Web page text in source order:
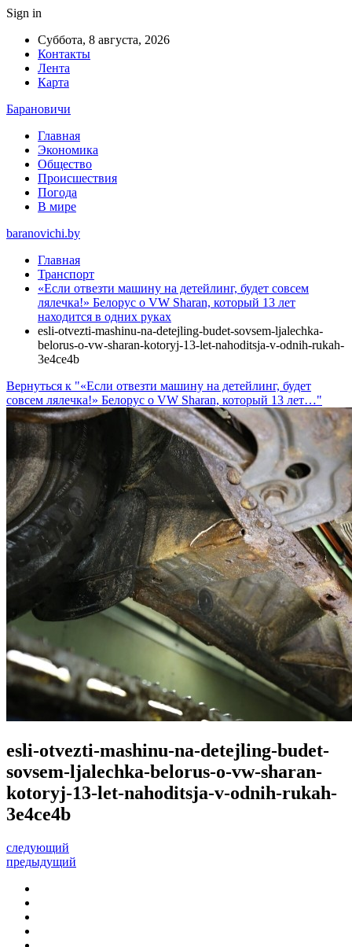
Sign in
Суббота, 8 августа, 2026
Контакты
Лента
Карта
Барановичи
Главная
Экономика
Общество
Происшествия
Погода
В мире
baranovichi.by
Главная
Транспорт
«Если отвезти машину на детейлинг, будет совсем
лялечка!» Белорус о VW Sharan, который 13 лет
находится в одних руках
esli-otvezti-mashinu-na-detejling-budet-sovsem-ljalechka-
belorus-o-vw-sharan-kotoryj-13-let-nahoditsja-v-odnih-rukah-
3e4ce4b
Вернуться к "«Если отвезти машину на детейлинг, будет
совсем лялечка!» Белорус о VW Sharan, который 13 лет…"
esli-otvezti-mashinu-na-detejling-budet-
sovsem-ljalechka-belorus-o-vw-sharan-
kotoryj-13-let-nahoditsja-v-odnih-rukah-
3e4ce4b
следующий
предыдущий